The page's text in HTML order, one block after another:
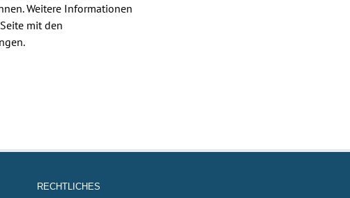
Weitere Informationen
mit den
RECHTLICHES